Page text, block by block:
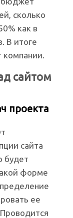
сколько
как в
В итоге
сайтом
проекта
сайта
будет
форме
ее